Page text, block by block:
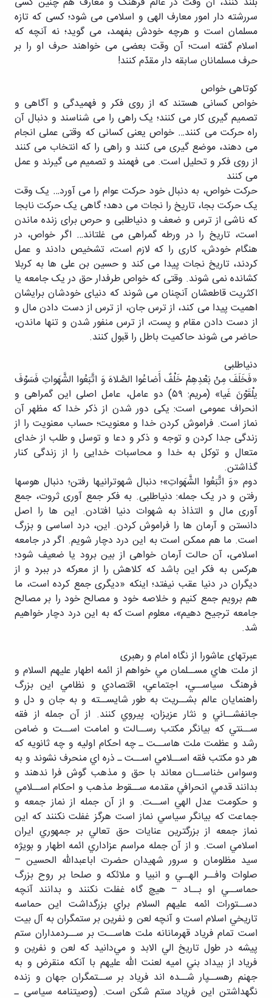
سررشته دار امور معارف الهی و اسلامی می شود؛ کسی که تازه
مسلمان است و هرچه خودش بفهمد، می گوید؛ نه آنچه که
اسلام گفته است؛ آن وقت بعضی می خواهند حرف او را بر
حرف مسلمانان سابقه دار مقدّم کنند!
کوتاهی خواص
خواص کسانی هستند که از روی فکر و فهمیدگی و آگاهی و
تصمیم گیری کار می کنند؛ یک راهی را می شناسند و دنبال آن
راه حرکت می کنند… خواص یعنی کسانی که وقتی عملی انجام
می دهند، موضع گیری می کنند و راهی را که انتخاب می کنند
از روی فکر و تحلیل است. می فهمند و تصمیم می گیرند و عمل
می کنند
حرکت خواص، به دنبال خود حرکت عوام را می آورد… یک وقت
یک حرکت بجا، تاریخ را نجات می دهد؛ گاهی یک حرکت نابجا
که ناشی از ترس و ضعف و دنیاطلبی و حرص برای زنده ماندن
است، تاریخ را در ورطه گمراهی می غلتاند… اگر خواص، در
هنگام خودش، کاری را که لازم است، تشخیص دادند و عمل
کردند، تاریخ نجات پیدا می کند و حسین بن علی ها به کربلا
کشانده نمی شوند. وقتی که خواص طرفدار حق در یک جامعه یا
اکثریت قاطعشان آنچنان می شوند که دنیای خودشان برایشان
اهمیت پیدا می کند، از ترس جان، از ترس از دست دادن مال و
از دست دادن مقام و پست، از ترس منفور شدن و تنها ماندن،
حاضر می شوند حاکمیت باطل را قبول کنند.
دنیاطلبی
«فَخَلَفَ مِنْ بَعْدِهِمْ خَلْفٌ أَضاعُوا الصَّلاهَ وَ اتَّبَعُوا الشَّهَواتِ فَسَوْفَ
یلْقَوْنَ غَیا» (مریم: ۵۹) دو عامل، عامل اصلی این گمراهی و
انحراف عمومی است: یکی دور شدن از ذکر خدا که مظهر آن
نماز است. فراموش کردن خدا و معنویت؛ حساب معنویت را از
زندگی جدا کردن و توجه و ذکر و دعا و توسل و طلب از خدای
متعال و توکل به خدا و محاسبات خدایی را از زندگی کنار
گذاشتن.
دوم «وَ اتَّبَعُوا الشَّهَواتِ»؛ دنبال شهوترانیها رفتن؛ دنبال هوسها
رفتن و در یک جمله: دنیاطلبی. به فکر جمع آوری ثروت، جمع
آوری مال و التذاذ به شهوات دنیا افتادن. این ها را اصل
دانستن و آرمان ها را فراموش کردن. این، درد اساسی و بزرگ
است. ما هم ممکن است به این درد دچار شویم. اگر در جامعه
اسلامی، آن حالت آرمان خواهی از بین برود یا ضعیف شود؛
هرکس به فکر این باشد که کلاهش را از معرکه در ببرد و از
دیگران در دنیا عقب نیفتد؛ اینکه «دیگری جمع کرده است، ما
هم برویم جمع کنیم و خلاصه خود و مصالح خود را بر مصالح
جامعه ترجیح دهیم»، معلوم است که به این درد دچار خواهیم
شد.
عبرتهای عاشورا از نگاه امام و رهبری
ﺍﺯ ﻣﻠﺖ ﻫﺎﻱ ﻣﺴــﻠﻤﺎﻥ ﻣﻲ ﺧﻮﺍﻫﻢ ﺍﺯ ﺍﺋﻤﻪ ﺍﻃﻬﺎﺭ علیهم السلام ﻭ
ﻓﺮﻫﻨﮓ ﺳﻴﺎﺳــﻲ، ﺍﺟﺘﻤﺎﻋﻲ، ﺍﻗﺘﺼﺎﺩﻱ ﻭ ﻧﻈﺎﻣﻲ ﺍﻳﻦ ﺑﺰﺭگ
ﺭﺍﻫﻨﻤﺎﻳﺎﻥ ﻋﺎﻟﻢ ﺑﺸــﺮﻳﺖ ﺑﻪ ﻃﻮﺭ ﺷﺎﻳﺴــﺘﻪ ﻭ ﺑﻪ ﺟﺎﻥ ﻭ ﺩﻝ ﻭ
ﺟﺎﻧﻔﺸــﺎﻧﻲ ﻭ ﻧﺜﺎﺭ ﻋﺰﻳﺰﺍﻥ، ﭘﻴﺮﻭﻱ ﻛﻨﻨﺪ. ﺍﺯ ﺁﻥ ﺟﻤﻠﻪ ﺍﺯ ﻓﻘﻪ
ﺳــﻨﺘﻲ ﻛﻪ ﺑﻴﺎﻧﮕﺮ ﻣﻜﺘﺐ ﺭﺳــﺎﻟﺖ ﻭ ﺍﻣﺎﻣﺖ ﺍﺳــﺖ ﻭ ﺿﺎﻣﻦ
ﺭﺷﺪ ﻭ ﻋﻈﻤﺖ ﻣﻠﺖ ﻫﺎﺳــﺖ ـ ﭼﻪ ﺍﺣﻜﺎﻡ ﺍﻭﻟﻴﻪ ﻭ ﭼﻪ ﺛﺎﻧﻮﻳﻪ ﻛﻪ
ﻫﺮ ﺩﻭ ﻣﻜﺘﺐ ﻓﻘﻪ ﺍﺳــﻼﻣﻲ ﺍﺳــﺖ ـ ﺫﺭﻩ ﺍﻱ ﻣﻨﺤﺮﻑ ﻧﺸﻮﻧﺪ ﻭ ﺑﻪ
ﻭﺳﻮﺍﺱ ﺧﻨﺎﺳــﺎﻥ ﻣﻌﺎﻧﺪ ﺑﺎ ﺣﻖ ﻭ ﻣﺬﻫﺐ ﮔﻮﺵ ﻓﺮﺍ ﻧﺪﻫﻨﺪ ﻭ
ﺑﺪﺍﻧﻨﺪ ﻗﺪﻣﻲ ﺍﻧﺤﺮﺍﻓﻲ ﻣﻘﺪﻣﻪ ﺳــﻘﻮﻁ ﻣﺬﻫﺐ ﻭ ﺍﺣﻜﺎﻡ ﺍﺳــﻼﻣﻲ
ﻭ ﺣﻜﻮﻣﺖ ﻋﺪﻝ ﺍﻟﻬﻲ ﺍﺳــﺖ. ﻭ ﺍﺯ ﺁﻥ ﺟﻤﻠﻪ ﺍﺯ ﻧﻤﺎﺯ ﺟﻤﻌﻪ ﻭ
ﺟﻤﺎﻋﺖ ﻛﻪ ﺑﻴﺎﻧﮕﺮ ﺳﻴﺎﺳﻲ ﻧﻤﺎﺯ ﺍﺳﺖ ﻫﺮﮔﺰ ﻏﻔﻠﺖ ﻧﻜﻨﻨﺪ ﻛﻪ ﺍﻳﻦ
ﻧﻤﺎﺯ ﺟﻤﻌﻪ ﺍﺯ ﺑﺰﺭﮔﺘﺮﻳﻦ ﻋﻨﺎﻳﺎﺕ ﺣﻖ ﺗﻌﺎﻟﻲ ﺑﺮ ﺟﻤﻬﻮﺭﻱ ﺍﻳﺮﺍﻥ
ﺍﺳﻼﻣﻲ ﺍﺳﺖ. ﻭ ﺍﺯ ﺁﻥ ﺟﻤﻠﻪ ﻣﺮﺍﺳﻢ ﻋﺰﺍﺩﺍﺭﻱ ﺍﺋﻤﻪ ﺍﻃﻬﺎﺭ ﻭ ﺑﻮﻳﮋﻩ
ﺳﻴﺪ ﻣﻈﻠﻮﻣﺎﻥ ﻭ ﺳﺮﻭﺭ ﺷﻬﻴﺪﺍﻥ ﺣﻀﺮﺕ ﺍﺑﺎﻋﺒﺪﺍﷲ ﺍﻟﺤﺴﻴﻦ –
ﺻﻠﻮﺍﺕ ﻭﺍﻓــﺮ ﺍﻟﻬــﻲ ﻭ ﺍﻧﺒﻴﺎ ﻭ ﻣﻼﺋﻜﻪ ﻭ ﺻﻠﺤﺎ ﺑﺮ ﺭﻭﺡ ﺑﺰﺭگ
ﺣﻤﺎﺳــﻲ ﺍﻭ ﺑــﺎﺩ – ﻫﻴﭻ ﮔﺎﻩ ﻏﻔﻠﺖ ﻧﻜﻨﻨﺪ ﻭ ﺑﺪﺍﻧﻨﺪ ﺁﻧﭽﻪ
ﺩﺳــﺘﻮﺭﺍﺕ ﺍﺋﻤﻪ ﻋﻠﻴﻬﻢ ﺍﻟﺴﻼﻡ ﺑﺮﺍﻱ ﺑﺰﺭﮔﺪﺍﺷﺖ ﺍﻳﻦ ﺣﻤﺎﺳﻪ
ﺗﺎﺭﻳﺨﻲ ﺍﺳﻼﻡ ﺍﺳﺖ ﻭ ﺁﻧﭽﻪ ﻟﻌﻦ ﻭ ﻧﻔﺮﻳﻦ ﺑﺮ ﺳﺘﻤﮕﺮﺍﻥ ﺑﻪ ﺁﻝ ﺑﻴﺖ
ﺍﺳﺖ ﺗﻤﺎﻡ ﻓﺮﻳﺎﺩ ﻗﻬﺮﻣﺎﻧﺎﻧﻪ ﻣﻠﺖ ﻫﺎﺳــﺖ ﺑﺮ ﺳــﺮﺩﻣﺪﺍﺭﺍﻥ ﺳﺘﻢ
ﭘﻴﺸﻪ ﺩﺭ ﻃﻮﻝ ﺗﺎﺭﻳﺦ ﺍﻟﻲ ﺍﻻﺑﺪ ﻭ ﻣﻲﺩﺍﻧﻴﺪ ﻛﻪ ﻟﻌﻦ ﻭ ﻧﻔﺮﻳﻦ ﻭ
ﻓﺮﻳﺎﺩ ﺍﺯ ﺑﻴﺪﺍﺩ ﺑﻨﻲ ﺍﻣﻴﻪ ﻟﻌﻨﺖ ﺍﷲ ﻋﻠﻴﻬﻢ ﺑﺎ ﺁﻧﻜﻪ ﻣﻨﻘﺮﺽ ﻭ ﺑﻪ
ﺟﻬﻨﻢ ﺭﻫﺴــﭙﺎﺭ ﺷــﺪﻩ ﺍﻧﺪ ﻓﺮﻳﺎﺩ ﺑﺮ ﺳــﺘﻤﮕﺮﺍﻥ ﺟﻬﺎﻥ ﻭ ﺯﻧﺪﻩ
ﻧﮕﻬﺪﺍﺷﺘﻦ ﺍﻳﻦ ﻓﺮﻳﺎﺩ ﺳﺘﻢ ﺷﻜﻦ ﺍﺳﺖ. (ﻭﺻﻴﺘﻨﺎﻣﻪ ﺳﻴﺎﺳﻲ ـ